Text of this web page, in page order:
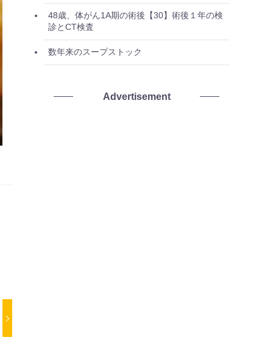
48歳、体がん1A期の術後【30】術後１年の検
診とCT検査
数年来のスープストック
Advertisement